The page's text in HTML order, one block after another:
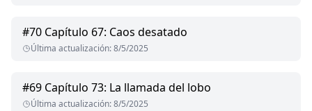
#70 Capítulo 67: Caos desatado
Última actualización:8/5/2025
#69 Capítulo 73: La llamada del lobo
Última actualización:8/5/2025